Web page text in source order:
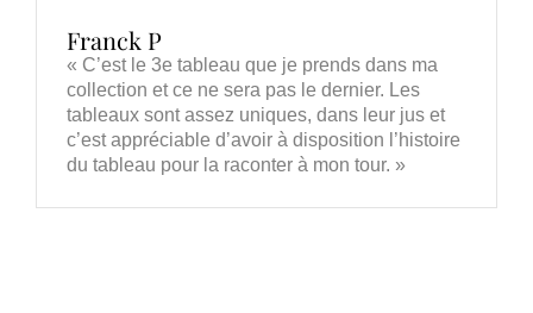
Franck P
« C’est le 3e tableau que je prends dans ma
collection et ce ne sera pas le dernier. Les
tableaux sont assez uniques, dans leur jus et
c’est appréciable d’avoir à disposition l’histoire
du tableau pour la raconter à mon tour. »